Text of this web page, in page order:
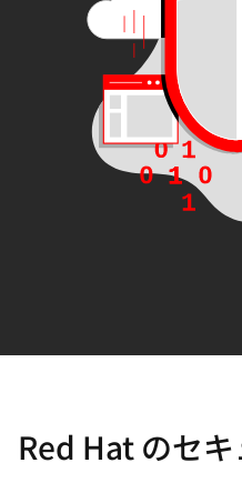
Red Hat のセ